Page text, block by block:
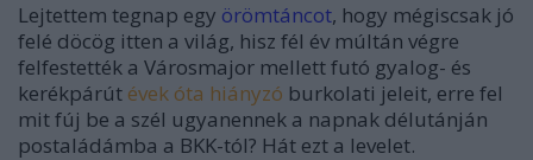
Lejtettem tegnap egy örömtáncot, hogy mégiscsak jó
felé döcög itten a világ, hisz fél év múltán végre
felfestették a Városmajor mellett futó gyalog- és
kerékpárút évek óta hiányzó burkolati jeleit, erre fel
mit fúj be a szél ugyanennek a napnak délutánján
postaládámba a BKK-tól? Hát ezt a levelet.